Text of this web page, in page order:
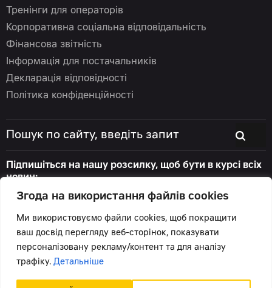
Згода на використання файлів cookies
Ми використовуємо файли cookies, щоб покращити
ваш досвід перегляду веб-сторінок, показувати
персоналізовану рекламу/контент та для аналізу
трафіку. Детальніше
Тренінги для операторів
Корпоративна соціальна відповідальність
Фінансова звітність
Інформація для постачальників
Декларація відповідності
Політика конфіденційності
Підпишіться на нашу розсилку, щоб бути в курсі всіх
новин:
Всі права захищені.
Підтримка сайту -